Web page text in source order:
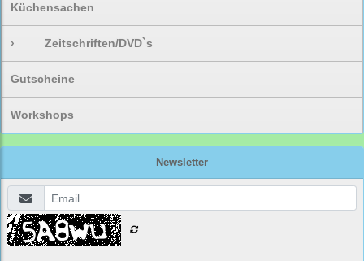
Küchensachen
› Zeitschriften/DVD`s
Gutscheine
Workshops
Newsletter